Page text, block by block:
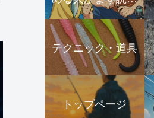
ページ｜初心者向
けスタートガイド
テクニック・道具
トップページ